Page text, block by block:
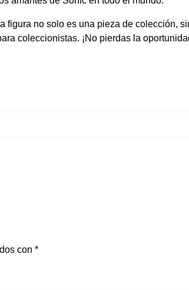
figura no solo es una pieza de colección,
coleccionistas. ¡No pierdas la
con *